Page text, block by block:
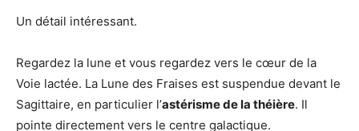
Un détail intéressant.
Regardez la lune et vous regardez vers le cœur de la
Voie lactée. La Lune des Fraises est suspendue devant le
Sagittaire, en particulier l’astérisme de la théière. Il
pointe directement vers le centre galactique.